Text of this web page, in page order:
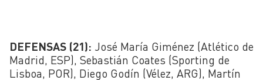
DEFENSAS (21): José María Giménez (Atlético de
Madrid, ESP), Sebastián Coates (Sporting de
Lisboa, POR), Diego Godín (Vélez, ARG), Martín